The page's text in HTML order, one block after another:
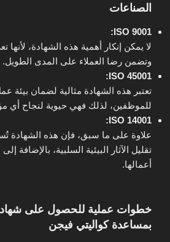
الصناعات
ISO 9001:
لا يمكن إنكار أهمية هذه الشهادة، لأنها
وتضمن رضا العملاء على المدى الطويل.
ISO 45001:
تعتبر هذه الشهادة مثالية لضمان بيئة
للموظفين، لذلك فهي حيوية لنجاح أي
ISO 14001:
علاوة على ما سبق، فإن هذه الشهادة
تقليل الآثار البيئية السلبية، بالإضافة
أعمالها.
خطوات عملية للحصول على شهادة
بمساعدة كواليتي فيجن